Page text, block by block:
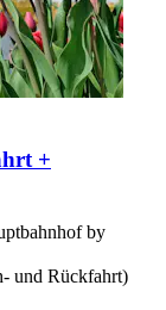
+
by
und Rückfahrt)